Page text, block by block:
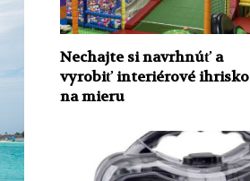
Nechajte si navrhnúť a
vyrobiť interiérové ​​ihrisko
na mieru